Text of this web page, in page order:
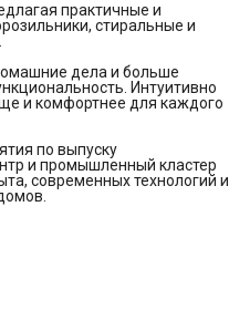
практичные и
стиральные и
дела и больше
Интуитивно
и комфортнее для каждого
по выпуску
и промышленный кластер
современных технологий и